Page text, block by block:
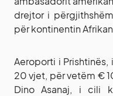
drejtor i
për kontinentin
Aeroporti i
20 vjet, për vetëm €
Dino Asanaj, i cili